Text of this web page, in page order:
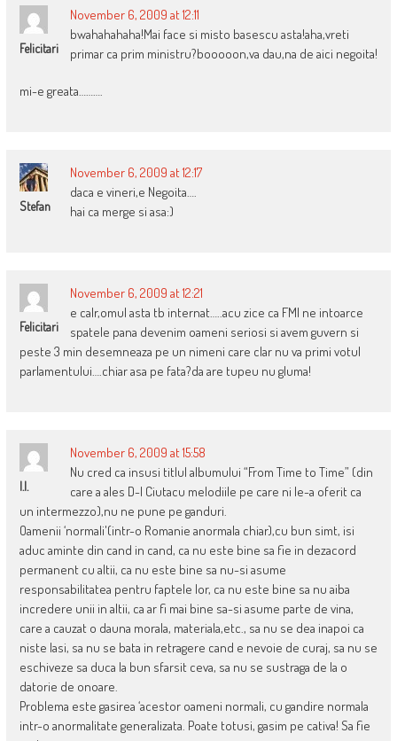
Felicitari
November 6, 2009 at 12:11
bwahahahaha!Mai face si misto basescu asta!aha,vreti
primar ca prim ministru?booooon,va dau,na de aici negoita!
mi-e greata……….
Stefan
November 6, 2009 at 12:17
daca e vineri,e Negoita….
hai ca merge si asa:)
Felicitari
November 6, 2009 at 12:21
e calr,omul asta tb internat…..acu zice ca FMI ne intoarce
spatele pana devenim oameni seriosi si avem guvern si
peste 3 min desemneaza pe un nimeni care clar nu va primi votul
parlamentului….chiar asa pe fata?da are tupeu nu gluma!
I.I.
November 6, 2009 at 15:58
Nu cred ca insusi titlul albumului “From Time to Time” (din
care a ales D-l Ciutacu melodiile pe care ni le-a oferit ca
un intermezzo),nu ne pune pe ganduri.
Oamenii ‘normali'(intr-o Romanie anormala chiar),cu bun simt, isi
aduc aminte din cand in cand, ca nu este bine sa fie in dezacord
permanent cu altii, ca nu este bine sa nu-si asume
responsabilitatea pentru faptele lor, ca nu este bine sa nu aiba
incredere unii in altii, ca ar fi mai bine sa-si asume parte de vina,
care a cauzat o dauna morala, materiala,etc., sa nu se dea inapoi ca
niste lasi, sa nu se bata in retragere cand e nevoie de curaj, sa nu se
eschiveze sa duca la bun sfarsit ceva, sa nu se sustraga de la o
datorie de onoare.
Problema este gasirea ‘acestor oameni normali, cu gandire normala
intr-o anormalitate generalizata. Poate totusi, gasim pe cativa! Sa fie